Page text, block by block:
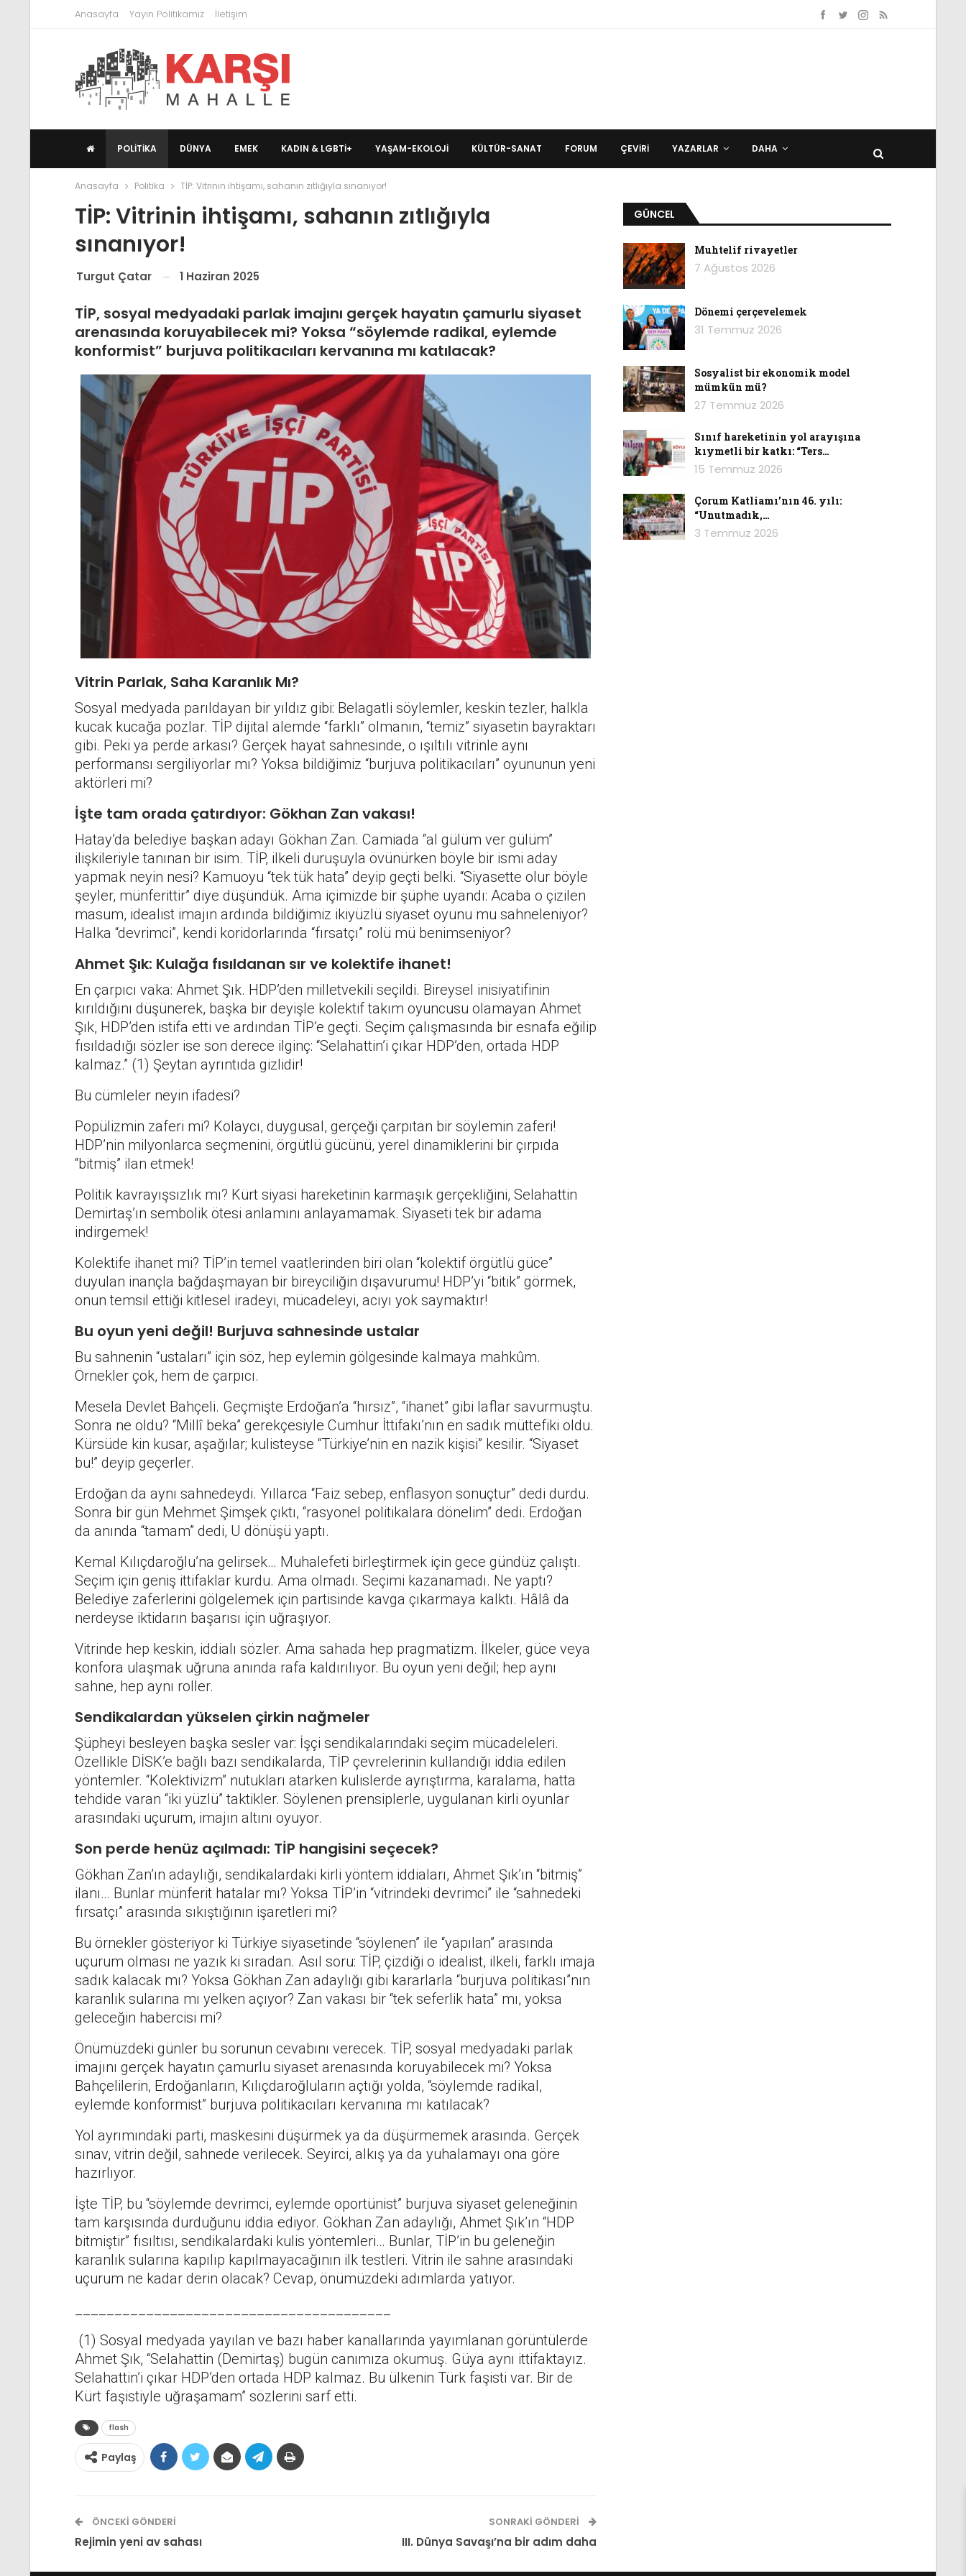
Anasayfa Yayın Politikamız İletişim
POLITIKA DÜNYA EMEK KADIN & LGBTİ+ YAŞAM-EKOLOJI KÜLTÜR-SANAT FORUM ÇEVIRI YAZARLAR DAHA
Anasayfa Politika TİP: Vitrinin ihtişamı, sahanın zıtlığıyla sınanıyor!
TİP: Vitrinin ihtişamı, sahanın zıtlığıyla
sınanıyor!
Turgut Çatar 1 Haziran 2025
TİP, sosyal medyadaki parlak imajını gerçek hayatın çamurlu siyaset
arenasında koruyabilecek mi? Yoksa “söylemde radikal, eylemde
konformist” burjuva politikacıları kervanına mı katılacak?
Vitrin Parlak, Saha Karanlık Mı?
Sosyal medyada parıldayan bir yıldız gibi: Belagatli söylemler, keskin tezler, halkla
kucak kucağa pozlar. TİP dijital alemde “farklı” olmanın, “temiz” siyasetin bayraktarı
gibi. Peki ya perde arkası? Gerçek hayat sahnesinde, o ışıltılı vitrinle aynı
performansı sergiliyorlar mı? Yoksa bildiğimiz “burjuva politikacıları” oyununun yeni
aktörleri mi?
İşte tam orada çatırdıyor: Gökhan Zan vakası!
Hatay’da belediye başkan adayı Gökhan Zan. Camiada “al gülüm ver gülüm”
ilişkileriyle tanınan bir isim. TİP, ilkeli duruşuyla övünürken böyle bir ismi aday
yapmak neyin nesi? Kamuoyu “tek tük hata” deyip geçti belki. “Siyasette olur böyle
şeyler, münferittir” diye düşündük. Ama içimizde bir şüphe uyandı: Acaba o çizilen
masum, idealist imajın ardında bildiğimiz ikiyüzlü siyaset oyunu mu sahneleniyor?
Halka “devrimci”, kendi koridorlarında “fırsatçı” rolü mü benimseniyor?
Ahmet Şık: Kulağa fısıldanan sır ve kolektife ihanet!
En çarpıcı vaka: Ahmet Şık. HDP’den milletvekili seçildi. Bireysel inisiyatifinin
kırıldığını düşünerek, başka bir deyişle kolektif takım oyuncusu olamayan Ahmet
Şık, HDP’den istifa etti ve ardından TİP’e geçti. Seçim çalışmasında bir esnafa eğilip
fısıldadığı sözler ise son derece ilginç: “Selahattin’i çıkar HDP’den, ortada HDP
kalmaz.” (1) Şeytan ayrıntıda gizlidir!
Bu cümleler neyin ifadesi?
Popülizmin zaferi mi? Kolaycı, duygusal, gerçeği çarpıtan bir söylemin zaferi!
HDP’nin milyonlarca seçmenini, örgütlü gücünü, yerel dinamiklerini bir çırpıda
“bitmiş” ilan etmek!
Politik kavrayışsızlık mı? Kürt siyasi hareketinin karmaşık gerçekliğini, Selahattin
Demirtaş’ın sembolik ötesi anlamını anlayamamak. Siyaseti tek bir adama
indirgemek!
Kolektife ihanet mi? TİP’in temel vaatlerinden biri olan “kolektif örgütlü güce”
duyulan inançla bağdaşmayan bir bireyciliğin dışavurumu! HDP’yi “bitik” görmek,
onun temsil ettiği kitlesel iradeyi, mücadeleyi, acıyı yok saymaktır!
Bu oyun yeni değil! Burjuva sahnesinde ustalar
Bu sahnenin “ustaları” için söz, hep eylemin gölgesinde kalmaya mahkûm.
Örnekler çok, hem de çarpıcı.
Mesela Devlet Bahçeli. Geçmişte Erdoğan’a “hırsız”, “ihanet” gibi laflar savurmuştu.
Sonra ne oldu? “Millî beka” gerekçesiyle Cumhur İttifakı’nın en sadık müttefiki oldu.
Kürsüde kin kusar, aşağılar; kulisteyse “Türkiye’nin en nazik kişisi” kesilir. “Siyaset
bu!” deyip geçerler.
Erdoğan da aynı sahnedeydi. Yıllarca “Faiz sebep, enflasyon sonuçtur” dedi durdu.
Sonra bir gün Mehmet Şimşek çıktı, “rasyonel politikalara dönelim” dedi. Erdoğan
da anında “tamam” dedi, U dönüşü yaptı.
Kemal Kılıçdaroğlu’na gelirsek… Muhalefeti birleştirmek için gece gündüz çalıştı.
Seçim için geniş ittifaklar kurdu. Ama olmadı. Seçimi kazanamadı. Ne yaptı?
Belediye zaferlerini gölgelemek için partisinde kavga çıkarmaya kalktı. Hâlâ da
nerdeyse iktidarın başarısı için uğraşıyor.
Vitrinde hep keskin, iddialı sözler. Ama sahada hep pragmatizm. İlkeler, güce veya
konfora ulaşmak uğruna anında rafa kaldırılıyor. Bu oyun yeni değil; hep aynı
sahne, hep aynı roller.
Sendikalardan yükselen çirkin nağmeler
Şüpheyi besleyen başka sesler var: İşçi sendikalarındaki seçim mücadeleleri.
Özellikle DİSK’e bağlı bazı sendikalarda, TİP çevrelerinin kullandığı iddia edilen
yöntemler. “Kolektivizm” nutukları atarken kulislerde ayrıştırma, karalama, hatta
tehdide varan “iki yüzlü” taktikler. Söylenen prensiplerle, uygulanan kirli oyunlar
arasındaki uçurum, imajın altını oyuyor.
Son perde henüz açılmadı: TİP hangisini seçecek?
Gökhan Zan’ın adaylığı, sendikalardaki kirli yöntem iddiaları, Ahmet Şık’ın “bitmiş”
ilanı… Bunlar münferit hatalar mı? Yoksa TİP’in “vitrindeki devrimci” ile “sahnedeki
fırsatçı” arasında sıkıştığının işaretleri mi?
Bu örnekler gösteriyor ki Türkiye siyasetinde “söylenen” ile “yapılan” arasında
uçurum olması ne yazık ki sıradan. Asıl soru: TİP, çizdiği o idealist, ilkeli, farklı imaja
sadık kalacak mı? Yoksa Gökhan Zan adaylığı gibi kararlarla “burjuva politikası”nın
karanlık sularına mı yelken açıyor? Zan vakası bir “tek seferlik hata” mı, yoksa
geleceğin habercisi mi?
Önümüzdeki günler bu sorunun cevabını verecek. TİP, sosyal medyadaki parlak
imajını gerçek hayatın çamurlu siyaset arenasında koruyabilecek mi? Yoksa
Bahçelilerin, Erdoğanların, Kılıçdaroğluların açtığı yolda, “söylemde radikal,
eylemde konformist” burjuva politikacıları kervanına mı katılacak?
Yol ayrımındaki parti, maskesini düşürmek ya da düşürmemek arasında. Gerçek
sınav, vitrin değil, sahnede verilecek. Seyirci, alkış ya da yuhalamayı ona göre
hazırlıyor.
İşte TİP, bu “söylemde devrimci, eylemde oportünist” burjuva siyaset geleneğinin
tam karşısında durduğunu iddia ediyor. Gökhan Zan adaylığı, Ahmet Şık’ın “HDP
bitmiştir” fısıltısı, sendikalardaki kulis yöntemleri… Bunlar, TİP’in bu geleneğin
karanlık sularına kapılıp kapılmayacağının ilk testleri. Vitrin ile sahne arasındaki
uçurum ne kadar derin olacak? Cevap, önümüzdeki adımlarda yatıyor.
(1) Sosyal medyada yayılan ve bazı haber kanallarında yayımlanan görüntülerde
Ahmet Şık, “Selahattin (Demirtaş) bugün canımıza okumuş. Güya aynı ittifaktayız.
Selahattin’i çıkar HDP’den ortada HDP kalmaz. Bu ülkenin Türk faşisti var. Bir de
Kürt faşistiyle uğraşamam” sözlerini sarf etti.
flash
Paylaş
ÖNCEKI GÖNDERI
Rejimin yeni av sahası
SONRAKI GÖNDERI
III. Dünya Savaşı’na bir adım daha
GÜNCEL
Muhtelif rivayetler
7 Ağustos 2026
Dönemi çerçevelemek
31 Temmuz 2026
Sosyalist bir ekonomik model
mümkün mü?
27 Temmuz 2026
Sınıf hareketinin yol arayışına
kıymetli bir katkı: “Ters…
15 Temmuz 2026
Çorum Katliamı’nın 46. yılı:
“Unutmadık,…
3 Temmuz 2026